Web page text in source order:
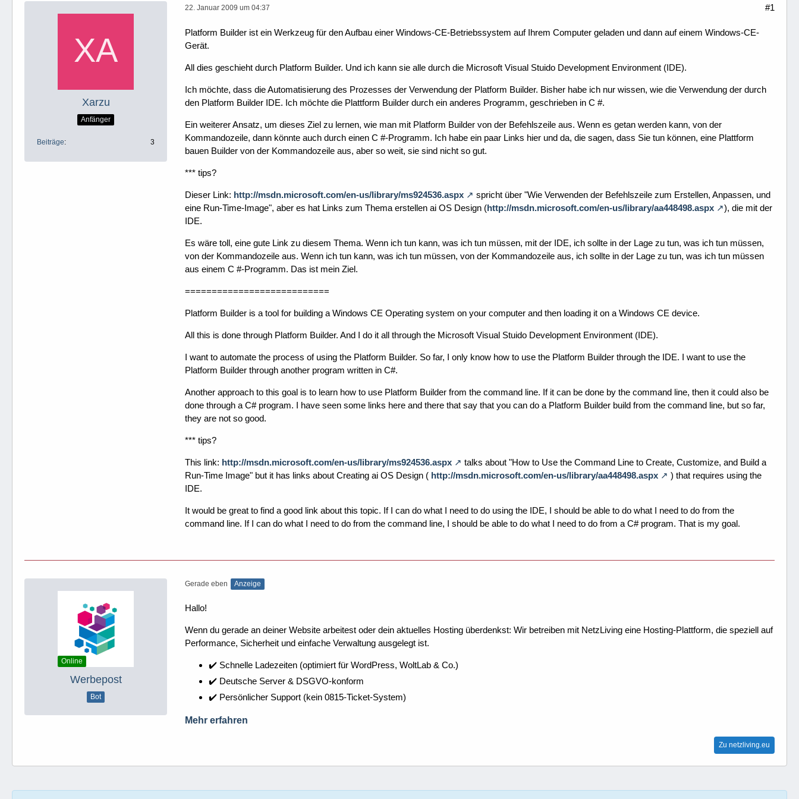
Xarzu
Anfänger
Beiträge 3
22. Januar 2009 um 04:37 #1
Platform Builder ist ein Werkzeug für den Aufbau einer Windows-CE-Betriebssystem auf Ihrem Computer geladen und dann auf einem Windows-CE-
Gerät.
All dies geschieht durch Platform Builder. Und ich kann sie alle durch die Microsoft Visual Stuido Development Environment (IDE).
Ich möchte, dass die Automatisierung des Prozesses der Verwendung der Platform Builder. Bisher habe ich nur wissen, wie die Verwendung der durch
den Platform Builder IDE. Ich möchte die Plattform Builder durch ein anderes Programm, geschrieben in C #.
Ein weiterer Ansatz, um dieses Ziel zu lernen, wie man mit Platform Builder von der Befehlszeile aus. Wenn es getan werden kann, von der
Kommandozeile, dann könnte auch durch einen C #-Programm. Ich habe ein paar Links hier und da, die sagen, dass Sie tun können, eine Plattform
bauen Builder von der Kommandozeile aus, aber so weit, sie sind nicht so gut.
*** tips?
Dieser Link: http://msdn.microsoft.com/en-us/library/ms924536.aspx
spricht über "Wie Verwenden der Befehlszeile zum Erstellen, Anpassen, und
eine Run-Time-Image", aber es hat Links zum Thema erstellen ai OS Design (http://msdn.microsoft.com/en-us/library/aa448498.aspx
), die mit der
IDE.
Es wäre toll, eine gute Link zu diesem Thema. Wenn ich tun kann, was ich tun müssen, mit der IDE, ich sollte in der Lage zu tun, was ich tun müssen,
von der Kommandozeile aus. Wenn ich tun kann, was ich tun müssen, von der Kommandozeile aus, ich sollte in der Lage zu tun, was ich tun müssen
aus einem C #-Programm. Das ist mein Ziel.
===========================
Platform Builder is a tool for building a Windows CE Operating system on your computer and then loading it on a Windows CE device.
All this is done through Platform Builder. And I do it all through the Microsoft Visual Stuido Development Environment (IDE).
I want to automate the process of using the Platform Builder. So far, I only know how to use the Platform Builder through the IDE. I want to use the
Platform Builder through another program written in C#.
Another approach to this goal is to learn how to use Platform Builder from the command line. If it can be done by the command line, then it could also be
done through a C# program. I have seen some links here and there that say that you can do a Platform Builder build from the command line, but so far,
they are not so good.
*** tips?
This link: http://msdn.microsoft.com/en-us/library/ms924536.aspx
talks about "How to Use the Command Line to Create, Customize, and Build a
Run-Time Image" but it has links about Creating ai OS Design ( http://msdn.microsoft.com/en-us/library/aa448498.aspx
) that requires using the
IDE.
It would be great to find a good link about this topic. If I can do what I need to do using the IDE, I should be able to do what I need to do from the
command line. If I can do what I need to do from the command line, I should be able to do what I need to do from a C# program. That is my goal.
Online
Werbepost
Bot
Gerade eben Anzeige
Hallo!
Wenn du gerade an deiner Website arbeitest oder dein aktuelles Hosting überdenkst: Wir betreiben mit NetzLiving eine Hosting-Plattform, die speziell auf
Performance, Sicherheit und einfache Verwaltung ausgelegt ist.
✔️ Schnelle Ladezeiten (optimiert für WordPress, WoltLab & Co.)
✔️ Deutsche Server & DSGVO-konform
✔️ Persönlicher Support (kein 0815-Ticket-System)
Mehr erfahren
Zu netzliving.eu